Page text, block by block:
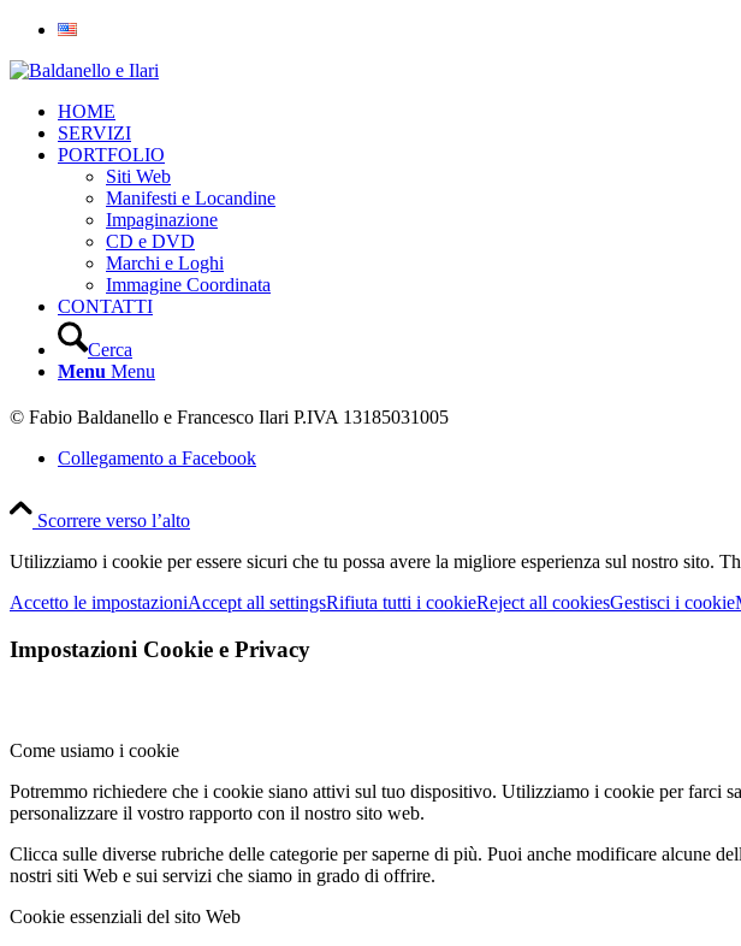
HOME
SERVIZI
PORTFOLIO
Siti Web
Manifesti e Locandine
Impaginazione
CD e DVD
Marchi e Loghi
Immagine Coordinata
CONTATTI
Cerca
Menu Menu
© Fabio Baldanello e Francesco Ilari P.IVA 13185031005
Collegamento a Facebook
Scorrere verso l’alto
Utilizziamo i cookie per essere sicuri che tu possa avere la migliore esperienza sul nostro sito.
Accetto le impostazioniAccept all settingsRifiuta tutti i cookieReject all cookiesGestisci i cookie
Impostazioni Cookie e Privacy
Come usiamo i cookie
Potremmo richiedere che i cookie siano attivi sul tuo dispositivo. Utilizziamo i cookie per farci
personalizzare il vostro rapporto con il nostro sito web.
Clicca sulle diverse rubriche delle categorie per saperne di più. Puoi anche modificare alcune
nostri siti Web e sui servizi che siamo in grado di offrire.
Cookie essenziali del sito Web